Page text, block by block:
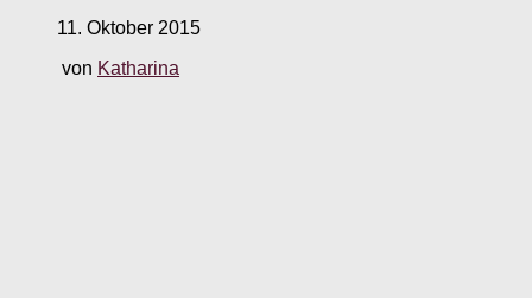
11. Oktober 2015
von Katharina